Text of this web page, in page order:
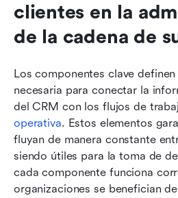
clientes en la
de la cadena de
Los componentes clave
necesaria para conectar la
del CRM con los flujos de
operativa. Estos elementos
fluyan de manera constante
siendo útiles para la toma de
cada componente funciona
organizaciones se benefician